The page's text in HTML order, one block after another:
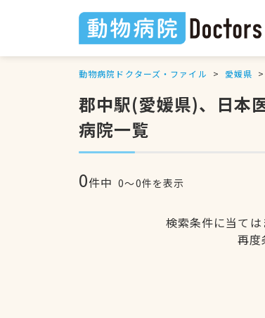
動物病院ドクターズ・ファイル 愛媛県
郡中駅(愛媛県)、日本
病院一覧
0件中 0〜0件を表示
検索条件に当ては
再度